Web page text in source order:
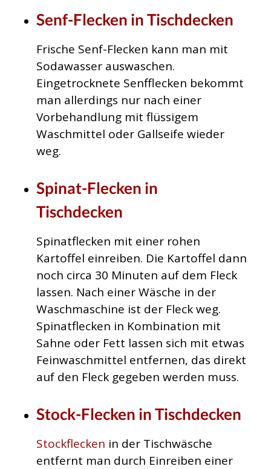
Senf-Flecken in Tischdecken
Frische Senf-Flecken kann man mit
Sodawasser auswaschen.
Eingetrocknete Senfflecken bekommt
man allerdings nur nach einer
Vorbehandlung mit flüssigem
Waschmittel oder Gallseife wieder
weg.
Spinat-Flecken in
Tischdecken
Spinatflecken mit einer rohen
Kartoffel einreiben. Die Kartoffel dann
noch circa 30 Minuten auf dem Fleck
lassen. Nach einer Wäsche in der
Waschmaschine ist der Fleck weg.
Spinatflecken in Kombination mit
Sahne oder Fett lassen sich mit etwas
Feinwaschmittel entfernen, das direkt
auf den Fleck gegeben werden muss.
Stock-Flecken in Tischdecken
Stockflecken in der Tischwäsche
entfernt man durch Einreiben einer